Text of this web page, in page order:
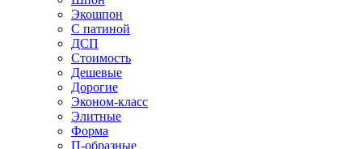
Экошпон
С патиной
ДСП
Стоимость
Дешевые
Дорогие
Эконом-класс
Элитные
Форма
П-образные